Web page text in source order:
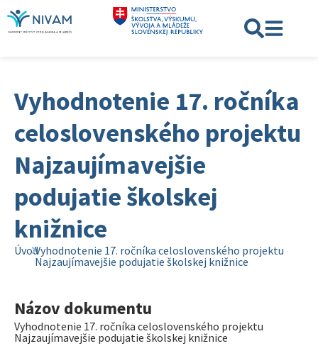
Vyhodnotenie 17. ročníka
celoslovenského projektu
Najzaujímavejšie
podujatie školskej
knižnice
ÚvodVyhodnotenie 17. ročníka celoslovenského projektu
Najzaujímavejšie podujatie školskej knižnice
Názov dokumentu
Vyhodnotenie 17. ročníka celoslovenského projektu
Najzaujímavejšie podujatie školskej knižnice